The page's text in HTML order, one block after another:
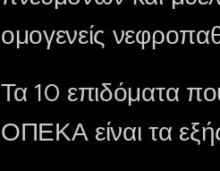
ομογενείς
Τα 10 επιδόματα
ΟΠΕΚΑ είναι τα